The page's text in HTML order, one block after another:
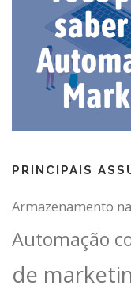
PRINCIPAIS
Armazenamento
Automação
de